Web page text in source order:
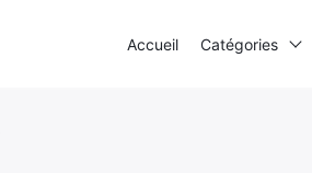
Accueil Catégories